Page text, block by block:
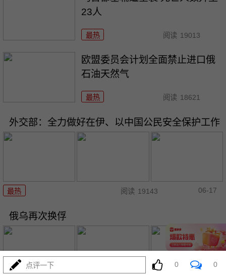
23人
最热 阅读 19013
欧盟委员会计划全面禁止进口俄
石油天然气
最热 阅读 18621
外交部：全力做好在伊、以中国公民安全保护工作
最热 阅读 19143 06-17
俄乌再次换俘
点评一下 0 0